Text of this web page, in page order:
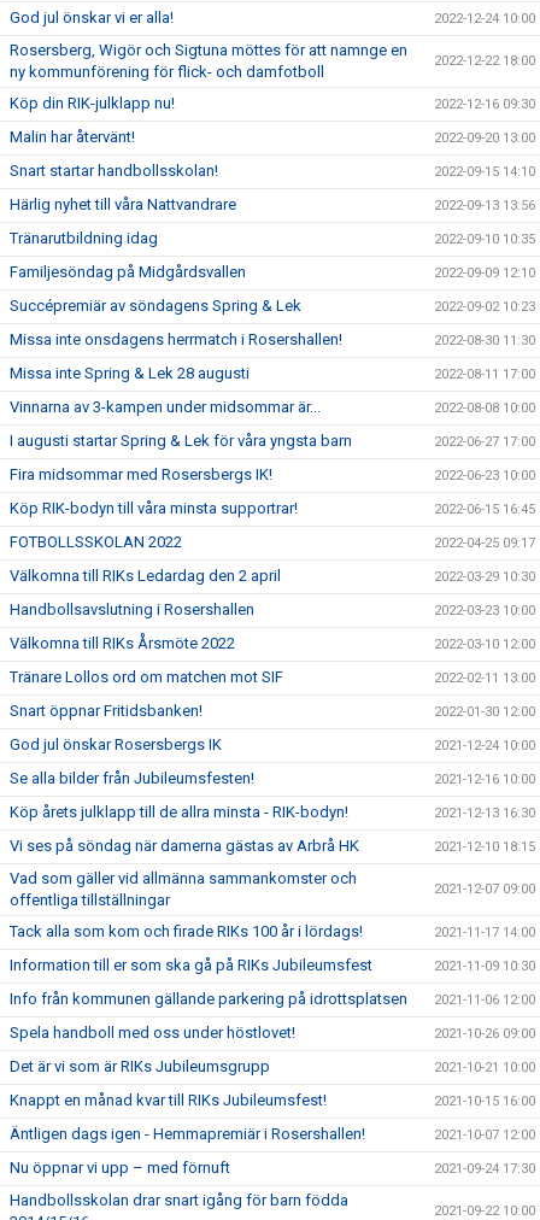
God jul önskar vi er alla! 2022-12-24 10:00
Rosersberg, Wigör och Sigtuna möttes för att namnge en
ny kommunförening för flick- och damfotboll
2022-12-22 18:00
Köp din RIK-julklapp nu! 2022-12-16 09:30
Malin har återvänt! 2022-09-20 13:00
Snart startar handbollsskolan! 2022-09-15 14:10
Härlig nyhet till våra Nattvandrare 2022-09-13 13:56
Tränarutbildning idag 2022-09-10 10:35
Familjesöndag på Midgårdsvallen 2022-09-09 12:10
Succépremiär av söndagens Spring & Lek 2022-09-02 10:23
Missa inte onsdagens herrmatch i Rosershallen! 2022-08-30 11:30
Missa inte Spring & Lek 28 augusti 2022-08-11 17:00
Vinnarna av 3-kampen under midsommar är... 2022-08-08 10:00
I augusti startar Spring & Lek för våra yngsta barn 2022-06-27 17:00
Fira midsommar med Rosersbergs IK! 2022-06-23 10:00
Köp RIK-bodyn till våra minsta supportrar! 2022-06-15 16:45
FOTBOLLSSKOLAN 2022 2022-04-25 09:17
Välkomna till RIKs Ledardag den 2 april 2022-03-29 10:30
Handbollsavslutning i Rosershallen 2022-03-23 10:00
Välkomna till RIKs Årsmöte 2022 2022-03-10 12:00
Tränare Lollos ord om matchen mot SIF 2022-02-11 13:00
Snart öppnar Fritidsbanken! 2022-01-30 12:00
God jul önskar Rosersbergs IK 2021-12-24 10:00
Se alla bilder från Jubileumsfesten! 2021-12-16 10:00
Köp årets julklapp till de allra minsta - RIK-bodyn! 2021-12-13 16:30
Vi ses på söndag när damerna gästas av Arbrå HK 2021-12-10 18:15
Vad som gäller vid allmänna sammankomster och
offentliga tillställningar
2021-12-07 09:00
Tack alla som kom och firade RIKs 100 år i lördags! 2021-11-17 14:00
Information till er som ska gå på RIKs Jubileumsfest 2021-11-09 10:30
Info från kommunen gällande parkering på idrottsplatsen 2021-11-06 12:00
Spela handboll med oss under höstlovet! 2021-10-26 09:00
Det är vi som är RIKs Jubileumsgrupp 2021-10-21 10:00
Knappt en månad kvar till RIKs Jubileumsfest! 2021-10-15 16:00
Äntligen dags igen - Hemmapremiär i Rosershallen! 2021-10-07 12:00
Nu öppnar vi upp – med förnuft 2021-09-24 17:30
Handbollsskolan drar snart igång för barn födda
2021-09-22 10:00